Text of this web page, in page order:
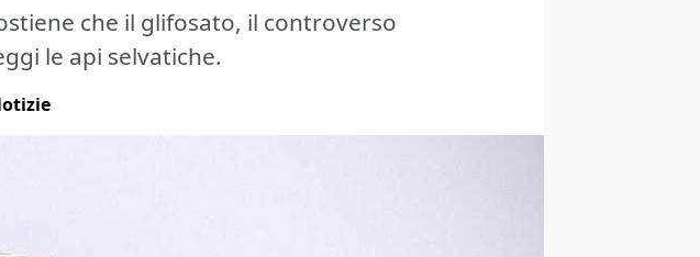
che il glifosato, il controverso
le api selvatiche.